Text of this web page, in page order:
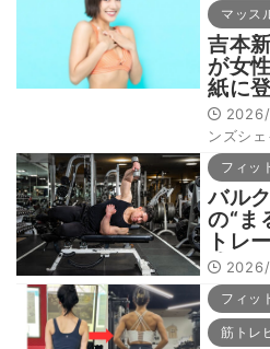
マッス
吉本
が女
紙に
ニは
代に
ンズシ
フィッ
バル
の“ま
トレ
践す
徹底
フィッ
筋トレ